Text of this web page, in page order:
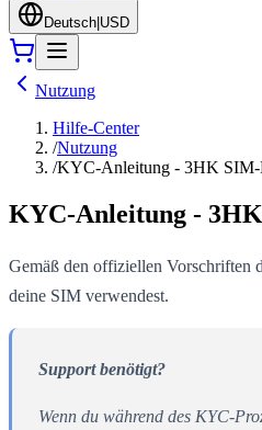
Deutsch USD
Nutzung
Hilfe-Center
/Nutzung
/KYC-Anleitung - 3HK SIM-
KYC-Anleitung -
Gemäß den offiziellen Vorschriften
deine SIM verwendest.
Support benötigt?
Wenn du während des KYC-